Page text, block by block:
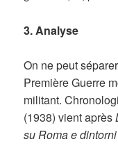
3.Analyse
On ne peut
Première Guerre
militant.
(1938) vient après
su Roma e dintorni